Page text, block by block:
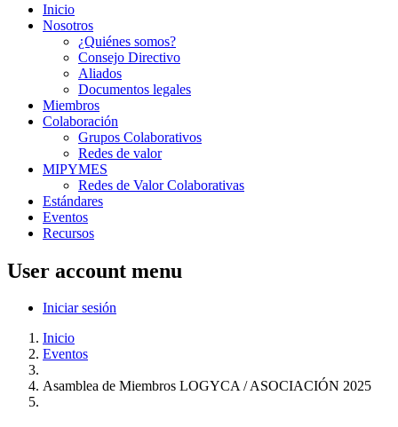
Inicio
Nosotros
¿Quiénes somos?
Consejo Directivo
Aliados
Documentos legales
Miembros
Colaboración
Grupos Colaborativos
Redes de valor
MIPYMES
Redes de Valor Colaborativas
Estándares
Eventos
Recursos
User account menu
Iniciar sesión
Inicio
Eventos
Asamblea de Miembros LOGYCA / ASOCIACIÓN 2025